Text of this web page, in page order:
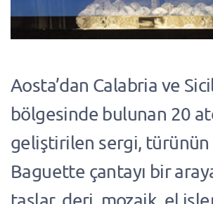
Aosta’dan Calabria ve
bölgesinde bulunan 20
geliştirilen sergi,
Baguette çantayı bir